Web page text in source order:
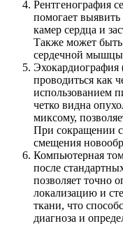
Рентгенография
помогает
камер сердца и
Также может быть
сердечной
проводиться как
использованием
четко видна
миксому,
При сокращении
смещения
Компьютерная
после
позволяет точно
локализацию и
ткани, что
диагноза и